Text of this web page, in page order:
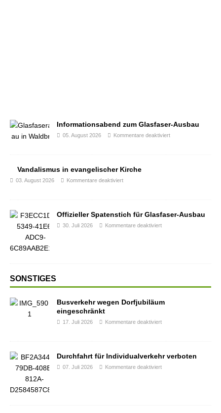
Informationsabend zum Glasfaser-Ausbau
05. August 2026 Kommentare deaktiviert
Vandalismus in evangelischer Kirche
03. August 2026 Kommentare deaktiviert
Offizieller Spatenstich für Glasfaser-Ausbau
30. Juli 2026 Kommentare deaktiviert
SONSTIGES
Busverkehr wegen Dorfjubiläum
eingeschränkt
17. Juli 2026 Kommentare deaktiviert
Durchfahrt für Individualverkehr verboten
07. Juli 2026 Kommentare deaktiviert